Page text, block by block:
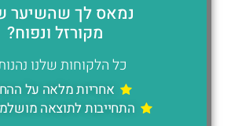
נמאס לך שהשיער
מקורזל ונפוח?
כל הלקוחות שלנו
אחריות מלאה על
התחייבות לתוצאה מושלמת